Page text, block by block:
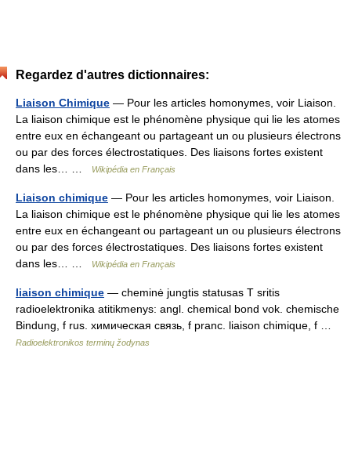
Regardez d'autres dictionnaires:
Liaison Chimique — Pour les articles homonymes, voir Liaison.
La liaison chimique est le phénomène physique qui lie les atomes
entre eux en échangeant ou partageant un ou plusieurs électrons
ou par des forces électrostatiques. Des liaisons fortes existent
dans les… …
Wikipédia en Français
Liaison chimique — Pour les articles homonymes, voir Liaison.
La liaison chimique est le phénomène physique qui lie les atomes
entre eux en échangeant ou partageant un ou plusieurs électrons
ou par des forces électrostatiques. Des liaisons fortes existent
dans les… …
Wikipédia en Français
liaison chimique — cheminė jungtis statusas T sritis
radioelektronika atitikmenys: angl. chemical bond vok. chemische
Bindung, f rus. химическая связь, f pranc. liaison chimique, f …
Radioelektronikos terminų žodynas